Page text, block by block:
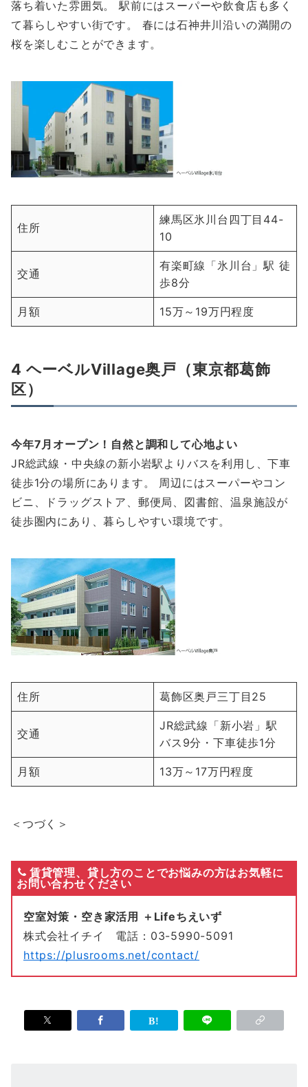
落ち着いた雰囲気。 駅前にはスーパーや飲食店も多く
て暮らしやすい街です。 春には石神井川沿いの満開の
桜を楽しむことができます。
住所
練馬区氷川台四丁目44-
10
交通
有楽町線「氷川台」駅 徒
歩8分
月額 15万～19万円程度
4 ヘーベルVillage奥戸（東京都葛飾
区）
今年7月オープン！自然と調和して心地よい
JR総武線・中央線の新小岩駅よりバスを利用し、下車
徒歩1分の場所にあります。 周辺にはスーパーやコン
ビニ、ドラッグストア、郵便局、図書館、温泉施設が
徒歩圏内にあり、暮らしやすい環境です。
住所 葛飾区奥戸三丁目25
交通
JR総武線「新小岩」駅
バス9分・下車徒歩1分
月額 13万～17万円程度
＜つづく＞
賃貸管理、貸し方のことでお悩みの方はお気軽に
お問い合わせください
空室対策・空き家活用 ＋Lifeちえいず
株式会社イチイ 電話：03-5990-5091
https://plusrooms.net/contact/